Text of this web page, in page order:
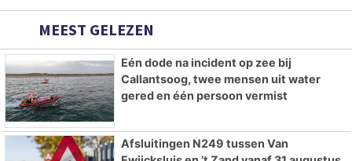
MEEST GELEZEN
Eén dode na incident op zee bij
Callantsoog, twee mensen uit water
gered en één persoon vermist
Afsluitingen N249 tussen Van